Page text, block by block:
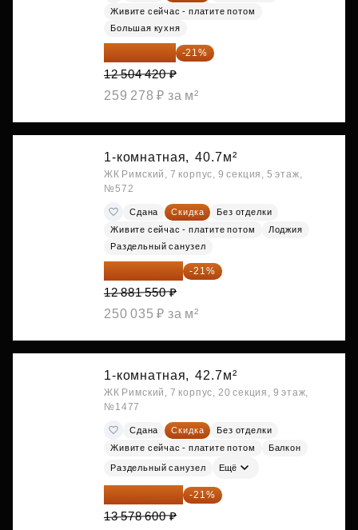
Живите сейчас - платите потом
Большая кухня
-21%
12 504 420 ₽
259 278 ₽ за м²
1-комнатная, 40.7м²
ЖК Римский, 7 корпус, 9 секция, 5 этаж,
№572
Сдана Скидка
Без отделки
Живите сейчас - платите потом
Лоджия
Раздельный санузел
10 176 425 ₽ -21%
12 881 550 ₽
250 035 ₽ за м²
1-комнатная, 42.7м²
ЖК Римский, 7 корпус, 20 секция, 9 этаж,
№1477
Сдана Скидка
Без отделки
Живите сейчас - платите потом
Балкон
Раздельный санузел Ещё
10 727 094 ₽ -21%
13 578 600 ₽